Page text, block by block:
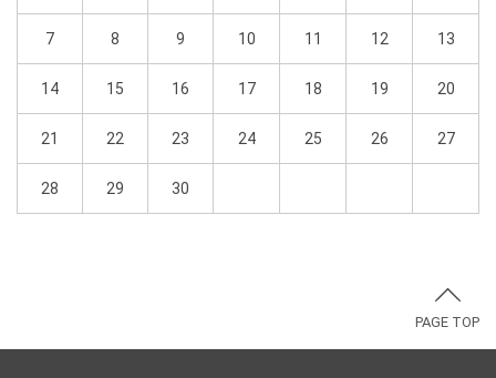
7 8 9 10 11 12 13
14 15 16 17 18 19 20
21 22 23 24 25 26 27
28 29 30
PAGE TOP